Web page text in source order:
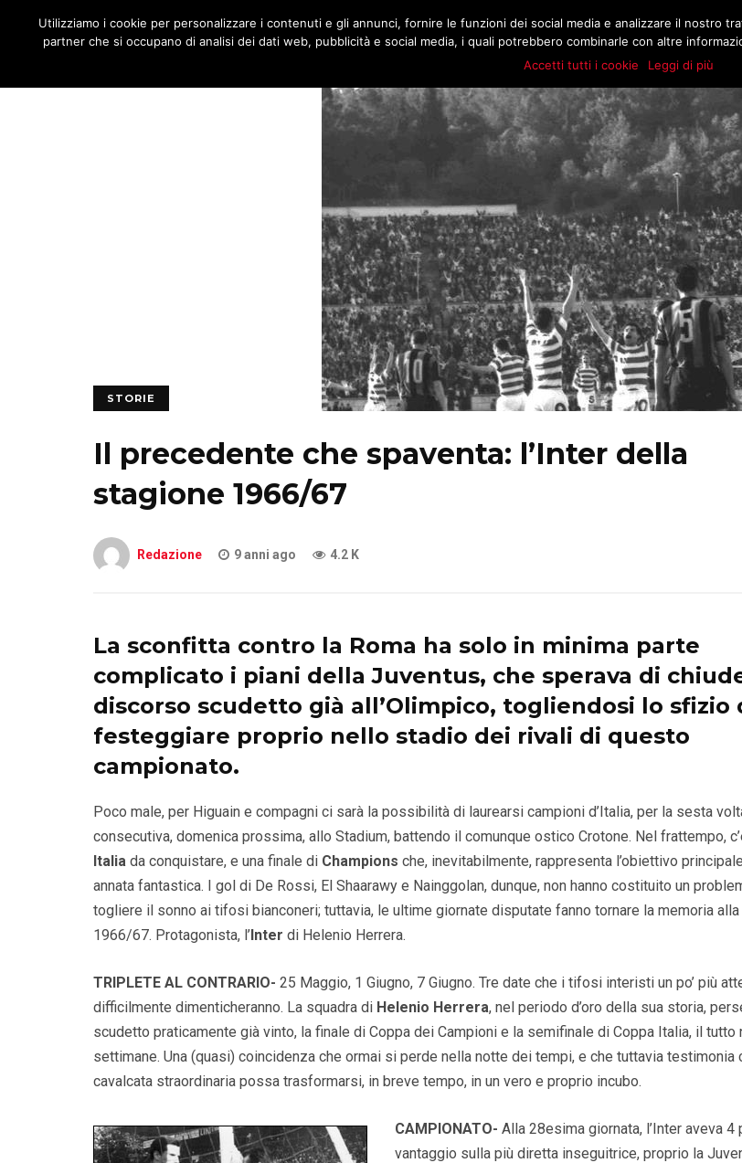
MENU JNOTIZIE.COM MATCH BUZZ MARKT
STORIE
Il precedente che spaventa: l’Inter della
stagione 1966/67
Redazione 9 anni ago 4.2 K
La sconfitta contro la Roma ha solo in minima parte
complicato i piani dellaJuventus, che sperava di
discorso scudetto già all’Olimpico, togliendosi lo sfizio
festeggiare proprio nello stadio dei rivali di questo
campionato.
Poco male, per Higuain e compagni ci sarà la possibilità di laurearsi campioni d’Italia, per la sesta
consecutiva, domenica prossima, allo Stadium, battendo il comunque ostico Crotone. Nel frattempo,
Italia da conquistare, e una finale di Champions che, inevitabilmente, rappresenta l’obiettivo
annata fantastica. I gol di De Rossi, El Shaarawy e Nainggolan, dunque, non hanno costituito un
togliere il sonno ai tifosi bianconeri; tuttavia, le ultime giornate disputate fanno tornare la memoria
1966/67. Protagonista, l’Inter di Helenio Herrera.
TRIPLETE AL CONTRARIO- 25 Maggio, 1 Giugno, 7 Giugno. Tre date che i tifosi interisti un po’ più
difficilmente dimenticheranno. La squadra di Helenio Herrera, nel periodo d’oro della sua storia,
scudetto praticamente già vinto, la finale di Coppa dei Campioni e la semifinale di Coppa Italia, il tutto
settimane. Una (quasi) coincidenza che ormai si perde nella notte dei tempi, e che tuttavia testimonia
cavalcata straordinaria possa trasformarsi, in breve tempo, in un vero e proprio incubo.
CAMPIONATO- Alla 28esima giornata, l’Inter aveva 4
vantaggio sulla più diretta inseguitrice, proprio la
Utilizziamo i cookie per personalizzare i contenuti e gli annunci, fornire le funzioni dei social media e analizzare il nostro
partner che si occupano di analisi dei dati web, pubblicità e social media, i quali potrebbero combinarle con altre
Accetti tutti i cookie
Leggi di più